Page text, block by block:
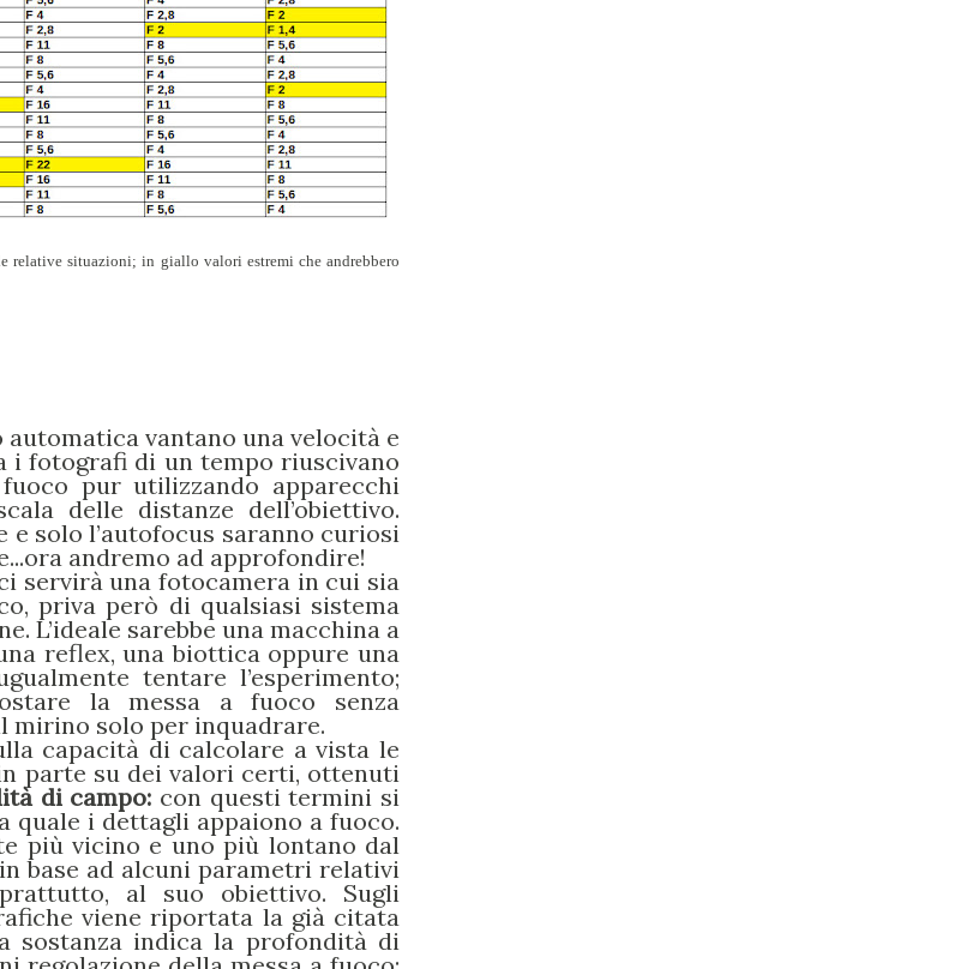
relative situazioni; in giallo valori estremi che andrebbero
vantano una velocità e
i fotografi di un tempo riuscivano
pur utilizzando apparecchi
delle distanze dell’obiettivo.
solo l’autofocus saranno curiosi
andremo ad approfondire!
servirà una fotocamera in cui sia
priva però di qualsiasi sistema
L’ideale sarebbe una macchina a
reflex, una biottica oppure una
tentare l’esperimento;
la messa a fuoco senza
mirino solo per inquadrare.
capacità di calcolare a vista le
parte su dei valori certi, ottenuti
di campo: con questi termini si
quale i dettagli appaiono a fuoco.
più vicino e uno più lontano dal
base ad alcuni parametri relativi
al suo obiettivo. Sugli
viene riportata la già citata
sostanza indica la profondità di